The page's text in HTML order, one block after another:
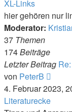
XL-Links
hier gehören nur
Moderator:
37 Themen
174Beiträge
Letzter Beitrag
von PeterB
4. Februar 2023,
Literaturecke